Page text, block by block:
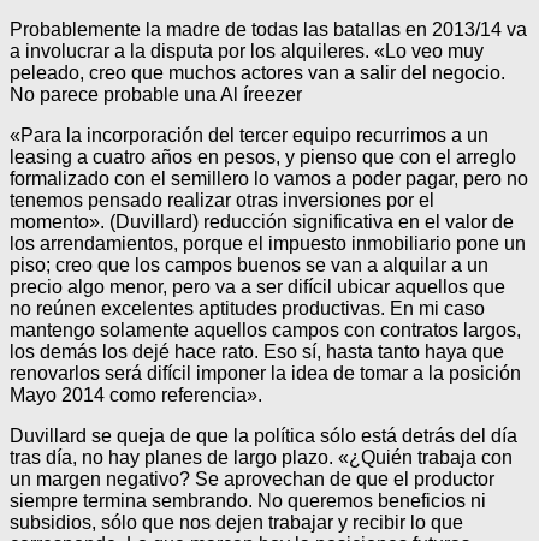
Probablemente la madre de todas las batallas en 2013/14 va
a involucrar a la disputa por los alquileres. «Lo veo muy
peleado, creo que muchos actores van a salir del negocio.
No parece probable una Al íreezer
«Para la incorporación del tercer equipo recurrimos a un
leasing a cuatro años en pesos, y pienso que con el arreglo
formalizado con el semillero lo vamos a poder pagar, pero no
tenemos pensado realizar otras inversiones por el
momento». (Duvillard) reducción significativa en el valor de
los arrendamientos, porque el impuesto inmobiliario pone un
piso; creo que los campos buenos se van a alquilar a un
precio algo menor, pero va a ser difícil ubicar aquellos que
no reúnen excelentes aptitudes productivas. En mi caso
mantengo solamente aquellos campos con contratos largos,
los demás los dejé hace rato. Eso sí, hasta tanto haya que
renovarlos será difícil imponer la idea de tomar a la posición
Mayo 2014 como referencia».
Duvillard se queja de que la política sólo está detrás del día
tras día, no hay planes de largo plazo. «¿Quién trabaja con
un margen negativo? Se aprovechan de que el productor
siempre termina sembrando. No queremos beneficios ni
subsidios, sólo que nos dejen trabajar y recibir lo que